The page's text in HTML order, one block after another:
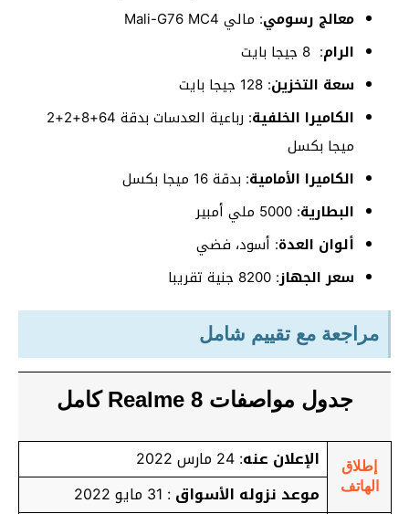
معالج رسومي: مالي Mali-G76 MC4
الرام: 8 جيجا بايت
سعة التخزين: 128 جيجا بايت
الكاميرا الخلفية
: رباعية العدسات بدقة 64+8+2+2
ميجا بكسل
الكاميرا الأمامية: بدقة 16 ميجا بكسل
البطارية: 5000 ملي أمبير
ألوان العدة: أسود، فضي
سعر الجهاز: 8200 جنية تقريبا
مراجعة مع تقييم شامل
جدول مواصفات Realme 8 كامل
إطلاق
الهاتف
الإعلان عنه: 24 مارس 2022
موعد نزوله الأسواق: 31 مايو 2022